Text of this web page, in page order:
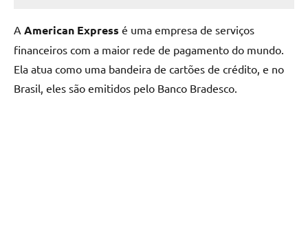
A American Express é uma empresa de serviços
financeiros com a maior rede de pagamento do mundo.
Ela atua como uma bandeira de cartões de crédito, e no
Brasil, eles são emitidos pelo Banco Bradesco.